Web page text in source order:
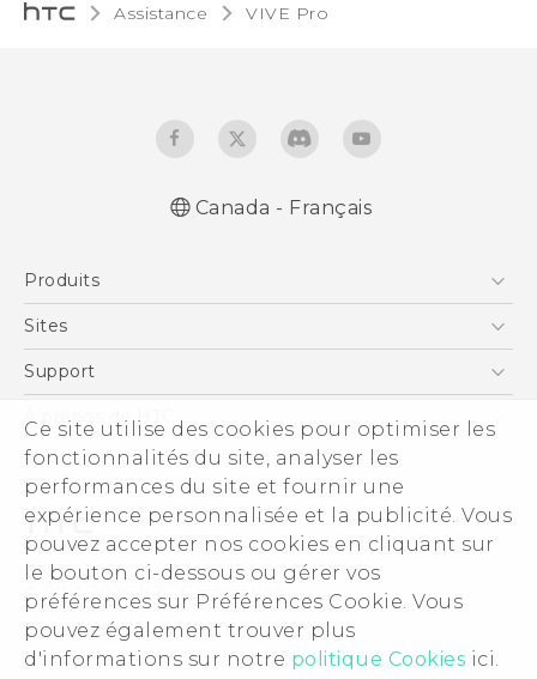
Ce site utilise des cookies pour optimiser les
fonctionnalités du site, analyser les
performances du site et fournir une
expérience personnalisée et la publicité. Vous
pouvez accepter nos cookies en cliquant sur
le bouton ci-dessous ou gérer vos
préférences sur Préférences Cookie. Vous
pouvez également trouver plus
d'informations sur notre politique Cookies ici.
Assistance VIVE Pro‎
Canada - Français
Produits
5G
EXODUS
VIVE
VIVEPORT
Sites
HTC Dev
Support
Statut de la commande
Aide à la commande
Politique de garantie
À propos de HTC
ESG
Investisseurs (Anglais)
Sécurité du produit
Politique de confidentialité
Carrières
Security and Privacy Whitepaper
© 2011-2026 HTC Corporation
Documents légaux HTC